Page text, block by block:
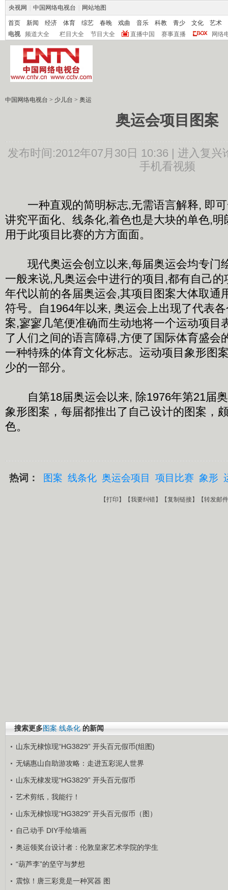
央视网 中国网络电视台 网站地图
首页 新闻 经济 体育 综艺 春晚 戏曲 音乐 科教 青少 文化
艺术
电视
频道大全 栏目大全 节目大全 直播中国 赛事直播 网络
中国网络电视台 > 少儿台 > 奥运
奥运会项目图案
发布时间:2012年07月30日 10:36 | 进入复兴
手机看视频
一种直观的简明标志,无需语言解释, 即可
讲究平面化、线条化,着色也是大块的单色,
用于此项目比赛的方方面面。
现代奥运会创立以来,每届奥运会均专门
一般来说,凡奥运会中进行的项目,都有自己
年代以前的各届奥运会,其项目图案大体取通
符号。自1964年以来, 奥运会上出现了代表
案,寥寥几笔便准确而生动地将一个运动项目
了人们之间的语言障碍,方便了国际体育盛会
一种特殊的体育文化标志。运动项目象形图
少的一部分。
自第18届奥运会以来, 除1976年第21届奥
象形图案，每届都推出了自己设计的图案，
色。
热词： 图案 线条化 奥运会项目 项目比赛 象形
【打印 】【我要纠错】【复制链接】【转发邮件
搜索更多图案 线条化 的新闻
山东无棣惊现“HG3829” 开头百元假币(组图)
无锡惠山自助游攻略：走进五彩泥人世界
山东无棣发现“HG3829” 开头百元假币
艺术剪纸，我能行！
山东无棣惊现“HG3829” 开头百元假币（图）
自己动手 DIY手绘墙画
奥运领奖台设计者：伦敦皇家艺术学院的学生
“葫芦李”的坚守与梦想
震惊！唐三彩竟是一种冥器 图